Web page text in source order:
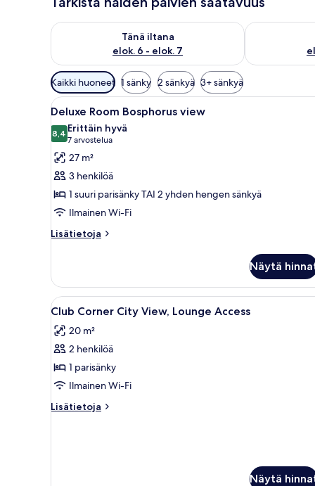
Tänä iltana
elok. 6 - elok. 7
Tarkista tämän illan saatavuus elok. 6 - elok. 7
Tarkista
Huoneille
saatavilla
olevia
suodattimia
Kaikki huoneet 1 sänky 2 sänkyä 3+ sänkyä
Avaa
kaikki
huonetyypin
Deluxe
Room
Bosphorus
view
kuvat
Hotellihuone, jossa on
6
Deluxe Room Bosphorus view
8,48,4 kautta 10
Erittäin hyvä
7 arvostelua
(7
arvostelua)
27 m²
3 henkilöä
1 suuri parisänky TAI 2 yhden hengen sänkyä
Ilmainen Wi-Fi
Lisätietoja
Lisätietoja
Bosphorus
view
Näytä
Avaa
kaikki
huonetyypin
Club
Corner
City
View,
Lounge
Hotellihuone, jossa on suuri
8
Club Corner City View, Lounge Access
20 m²
2 henkilöä
1 parisänky
Ilmainen Wi-Fi
Lisätietoja
Lisätietoja
Näytä